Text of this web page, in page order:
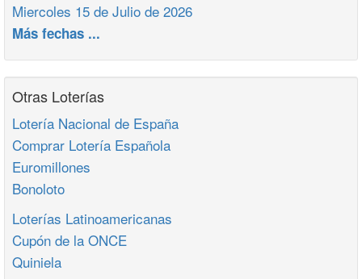
Miercoles 15 de Julio de 2026
Más fechas ...
Otras Loterías
Lotería Nacional de España
Comprar Lotería Española
Euromillones
Bonoloto
Loterías Latinoamericanas
Cupón de la ONCE
Quiniela